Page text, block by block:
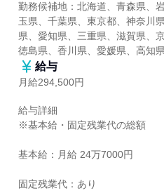
勤務候補地：北海道、青森県、
玉県、千葉県、東京都、神奈川
県、愛知県、三重県、滋賀県、
徳島県、香川県、愛媛県、高知
給与
月給294,500円
給与詳細
※基本給・固定残業代の総額
基本給：月給 24万7000円
固定残業代：あり